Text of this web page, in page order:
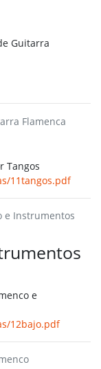
Guitarra
Flamenca
Tangos
11tangos.pdf
e Instrumentos
e
12bajo.pdf